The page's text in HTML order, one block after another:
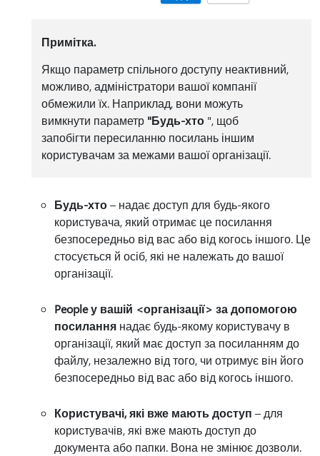
Примітка.
Якщо параметр спільного доступу неактивний,
можливо, адміністратори вашої компанії
обмежили їх. Наприклад, вони можуть
вимкнути параметр "Будь-хто", щоб
запобігти пересиланню посилань іншим
користувачам за межами вашої організації.
Будь-хто– надає доступ для будь-якого
користувача, який отримає це посилання
безпосередньо від вас або від когось іншого. Це
стосується й осіб, які не належать до вашої
організації.
People у вашій <організації> за допомогою
посилання надає будь-якому користувачу в
організації, який має доступ за посиланням до
файлу, незалежно від того, чи отримує він його
безпосередньо від вас або від когось іншого.
Користувачі, які вже мають доступ – для
користувачів, які вже мають доступ до
документа або папки. Вона не змінює дозволи.